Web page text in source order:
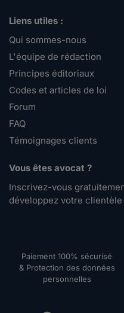
Liens utiles :
Qui sommes-nous
L'équipe de rédaction
Principes éditoriaux
Codes et articles de loi
Forum
FAQ
Témoignages clients
Vous êtes avocat ?
Inscrivez-vous
développez votre clientèle
Paiement 100% sécurisé
& Protection des données
personnelles